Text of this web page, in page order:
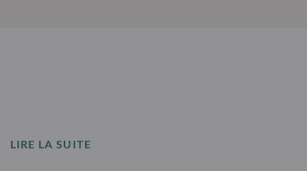
LIRE LA SUITE